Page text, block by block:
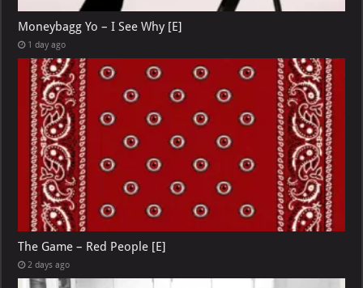
Moneybagg Yo – I See Why [E]
1 day ago
The Game – Red People [E]
2 days ago